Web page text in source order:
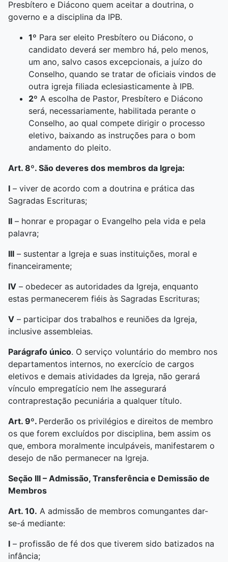
Presbítero e Diácono quem aceitar a doutrina, o
governo e a disciplina da IPB.
1º Para ser eleito Presbítero ou Diácono, o
candidato deverá ser membro há, pelo menos,
um ano, salvo casos excepcionais, a juízo do
Conselho, quando se tratar de oficiais vindos de
outra igreja filiada eclesiasticamente à IPB.
2º A escolha de Pastor, Presbítero e Diácono
será, necessariamente, habilitada perante o
Conselho, ao qual compete dirigir o processo
eletivo, baixando as instruções para o bom
andamento do pleito.
Art. 8º. São deveres dos membros da Igreja:
I – viver de acordo com a doutrina e prática das
Sagradas Escrituras;
II – honrar e propagar o Evangelho pela vida e pela
palavra;
III – sustentar a Igreja e suas instituições, moral e
financeiramente;
IV – obedecer as autoridades da Igreja, enquanto
estas permanecerem fiéis às Sagradas Escrituras;
V – participar dos trabalhos e reuniões da Igreja,
inclusive assembleias.
Parágrafo único. O serviço voluntário do membro nos
departamentos internos, no exercício de cargos
eletivos e demais atividades da Igreja, não gerará
vínculo empregatício nem lhe assegurará
contraprestação pecuniária a qualquer título.
Art. 9º. Perderão os privilégios e direitos de membro
os que forem excluídos por disciplina, bem assim os
que, embora moralmente inculpáveis, manifestarem o
desejo de não permanecer na Igreja.
Seção III – Admissão, Transferência e Demissão de
Membros
Art. 10. A admissão de membros comungantes dar-
se-á mediante:
I – profissão de fé dos que tiverem sido batizados na
infância;